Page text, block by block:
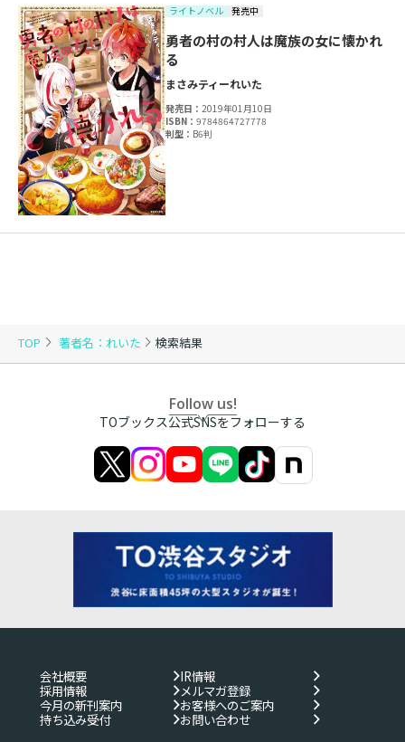
TOP 著者名：れいた 検索結果
ライトノベル 発売中
勇者の村の村人は魔族の女に懐かれ
る
まさみティーれいた
発売日：2019年01月10日
ISBN：9784864727778
判型： B6判
Follow us!
TOブックス公式SNSをフォローする
会社概要
IR情報
採用情報
メルマガ登録
今月の新刊案内
お客様へのご案内
持ち込み受付
お問い合わせ